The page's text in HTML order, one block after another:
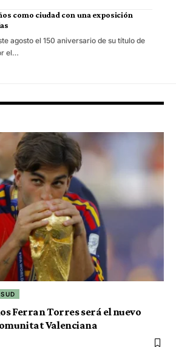
como ciudad con una exposición
agosto el 150 aniversario de su título de
el…
Ferran Torres será el nuevo
Valenciana